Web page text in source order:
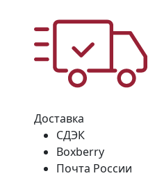
Доставка
СДЭК
Boxberry
Почта России